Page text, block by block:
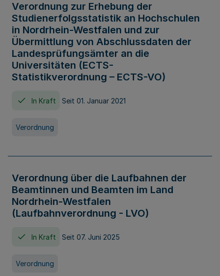
Verordnung zur Erhebung der
Studienerfolgsstatistik an Hochschulen
in Nordrhein-Westfalen und zur
Übermittlung von Abschlussdaten der
Landesprüfungsämter an die
Universitäten (ECTS-
Statistikverordnung – ECTS-VO)
In Kraft Seit 01. Januar 2021
Verordnung
Verordnung über die Laufbahnen der
Beamtinnen und Beamten im Land
Nordrhein-Westfalen
(Laufbahnverordnung - LVO)
In Kraft Seit 07. Juni 2025
Verordnung